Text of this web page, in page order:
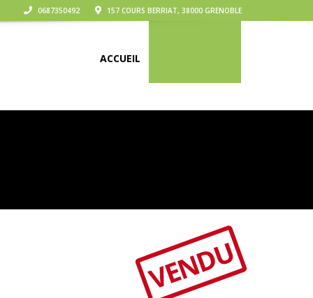
0687350492 157 COURS BERRIAT, 38000 GRENOBLE
ACCUEIL
VENDU